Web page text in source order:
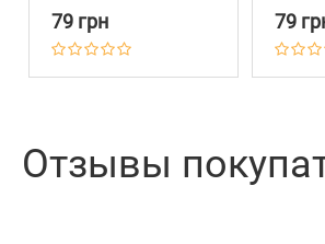
79 грн 79
Отзывы